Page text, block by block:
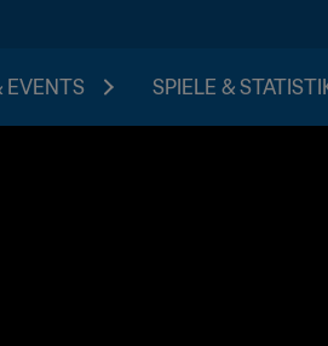
EVENTS SPIELE &